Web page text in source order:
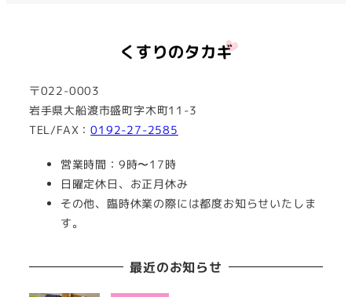
〒022-0003
岩手県大船渡市盛町字木町11-3
TEL/FAX：0192-27-2585
営業時間：9時〜17時
日曜定休日、お正月休み
その他、臨時休業の際には都度お知らせいたしま
す。
最近のお知らせ